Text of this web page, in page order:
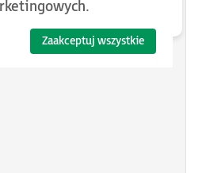
Zaakceptuj wszystkie